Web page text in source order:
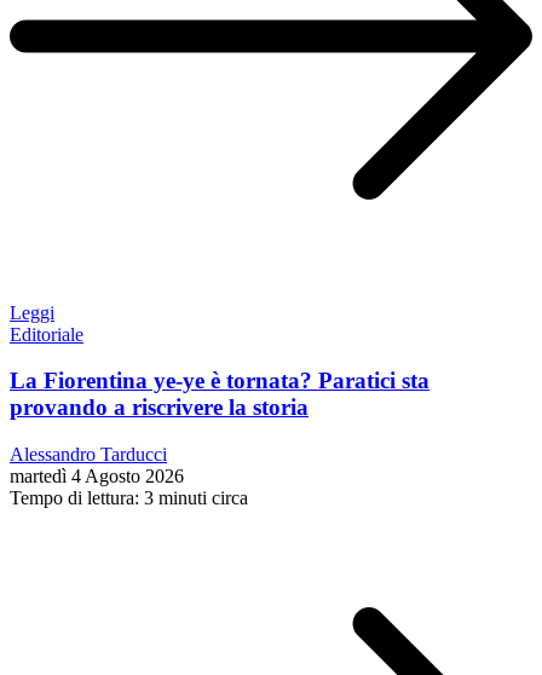
Leggi
Editoriale
La Fiorentina ye-ye è tornata? Paratici sta
provando a riscrivere la storia
Alessandro Tarducci
martedì 4 Agosto 2026
Tempo di lettura: 3 minuti circa